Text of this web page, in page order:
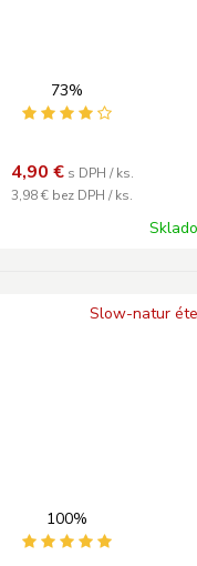
73%
4,90 € s DPH / ks.
3,98 € bez DPH / ks.
Slow-natur
100%